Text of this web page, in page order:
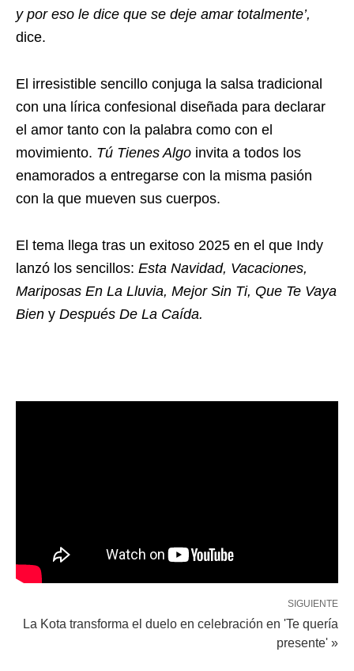
y por eso le dice que se deje amar totalmente’,
dice.
El irresistible sencillo conjuga la salsa tradicional
con una lírica confesional diseñada para declarar
el amor tanto con la palabra como con el
movimiento. Tú Tienes Algo invita a todos los
enamorados a entregarse con la misma pasión
con la que mueven sus cuerpos.
El tema llega tras un exitoso 2025 en el que Indy
lanzó los sencillos: Esta Navidad, Vacaciones,
Mariposas En La Lluvia, Mejor Sin Ti, Que Te Vaya
Bien y Después De La Caída.
SIGUIENTE
La Kota transforma el duelo en celebración en 'Te quería
presente' »